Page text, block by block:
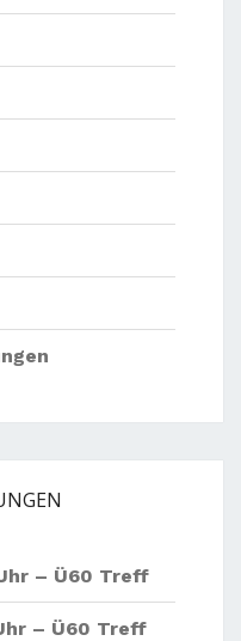
– Ü60 Treff
– Ü60 Treff